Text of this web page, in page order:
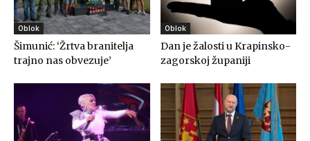
Oblok
Šimunić: ‘Žrtva branitelja
trajno nas obvezuje’
Oblok
Dan je žalosti u Krapinsko-
zagorskoj županiji